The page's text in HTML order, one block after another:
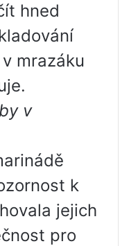
hned
mrazáku
v
k
jejich
pro